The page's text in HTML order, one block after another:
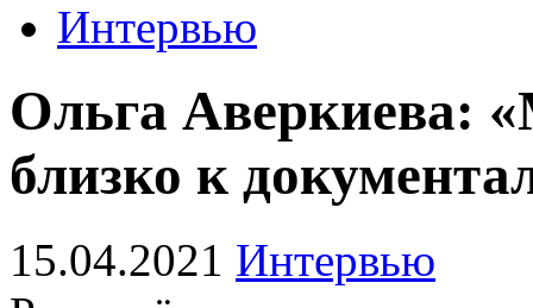
Интервью
Ольга Аверкиева:
близко к
15.04.2021 Интервью